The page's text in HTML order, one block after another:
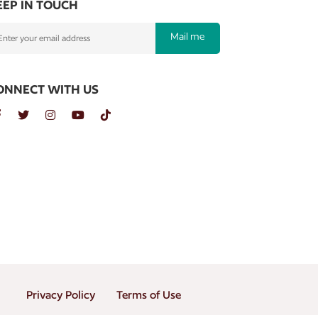
IN TOUCH
Mail me
WITH US
Privacy Policy Terms of Use